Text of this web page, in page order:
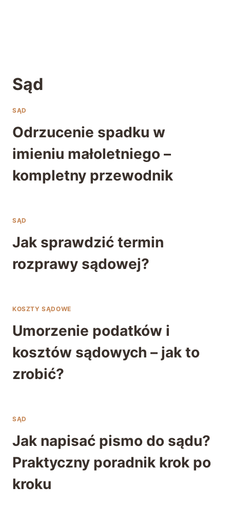
Sąd
SĄD
Odrzucenie spadku w
imieniu małoletniego –
kompletny przewodnik
SĄD
Jak sprawdzić termin
rozprawy sądowej?
KOSZTY SĄDOWE
Umorzenie podatków i
kosztów sądowych – jak to
zrobić?
SĄD
Jak napisać pismo do sądu?
Praktyczny poradnik krok po
kroku